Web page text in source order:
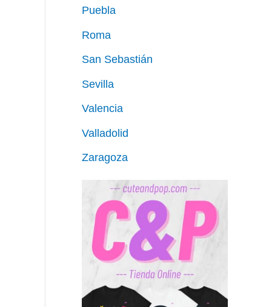
Puebla
Roma
San Sebastián
Sevilla
Valencia
Valladolid
Zaragoza